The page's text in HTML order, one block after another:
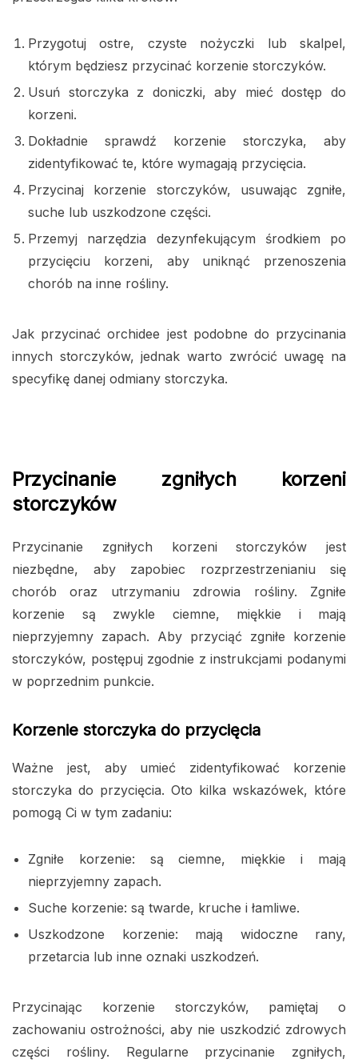
Przygotuj ostre, czyste nożyczki lub skalpel,
którym będziesz przycinać korzenie storczyków.
Usuń storczyka z doniczki, aby mieć dostęp do
korzeni.
Dokładnie sprawdź korzenie storczyka, aby
zidentyfikować te, które wymagają przycięcia.
Przycinaj korzenie storczyków, usuwając zgniłe,
suche lub uszkodzone części.
Przemyj narzędzia dezynfekującym środkiem po
przycięciu korzeni, aby uniknąć przenoszenia
chorób na inne rośliny.
Jak przycinać orchidee jest podobne do przycinania
innych storczyków, jednak warto zwrócić uwagę na
specyfikę danej odmiany storczyka.
Przycinanie zgniłych korzeni
storczyków
Przycinanie zgniłych korzeni storczyków jest
niezbędne, aby zapobiec rozprzestrzenianiu się
chorób oraz utrzymaniu zdrowia rośliny. Zgniłe
korzenie są zwykle ciemne, miękkie i mają
nieprzyjemny zapach. Aby przyciąć zgniłe korzenie
storczyków, postępuj zgodnie z instrukcjami podanymi
w poprzednim punkcie.
Korzenie storczyka do przycięcia
Ważne jest, aby umieć zidentyfikować korzenie
storczyka do przycięcia. Oto kilka wskazówek, które
pomogą Ci w tym zadaniu:
Zgniłe korzenie: są ciemne, miękkie i mają
nieprzyjemny zapach.
Suche korzenie: są twarde, kruche i łamliwe.
Uszkodzone korzenie: mają widoczne rany,
przetarcia lub inne oznaki uszkodzeń.
Przycinając korzenie storczyków, pamiętaj o
zachowaniu ostrożności, aby nie uszkodzić zdrowych
części rośliny. Regularne przycinanie zgniłych,